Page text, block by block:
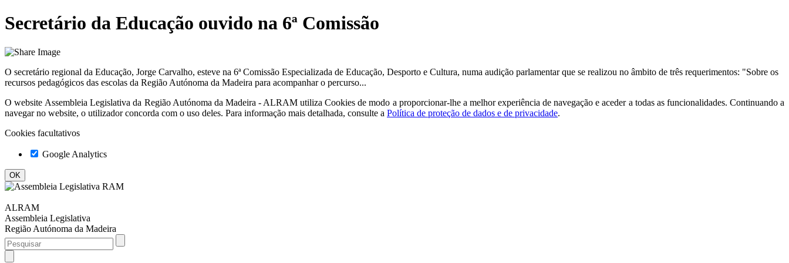
Secretário da Educação ouvido na 6ª Comissão
O secretário regional da Educação, Jorge Carvalho, esteve na 6ª Comissão Especializada de Educação, Desporto e Cultura, numa audição parlamentar que se realizou no âmbito de três requerimentos: "Sobre os
recursos pedagógicos das escolas da Região Autónoma da Madeira para acompanhar o percurso...
O website Assembleia Legislativa da Região Autónoma da Madeira - ALRAM utiliza Cookies de modo a proporcionar-lhe a melhor experiência de navegação e aceder a todas as funcionalidades. Continuando a
navegar no website, o utilizador concorda com o uso deles. Para informação mais detalhada, consulte a Política de proteção de dados e de privacidade.
Cookies facultativos
Google Analytics
ALRAM
Assembleia Legislativa
Região Autónoma da Madeira